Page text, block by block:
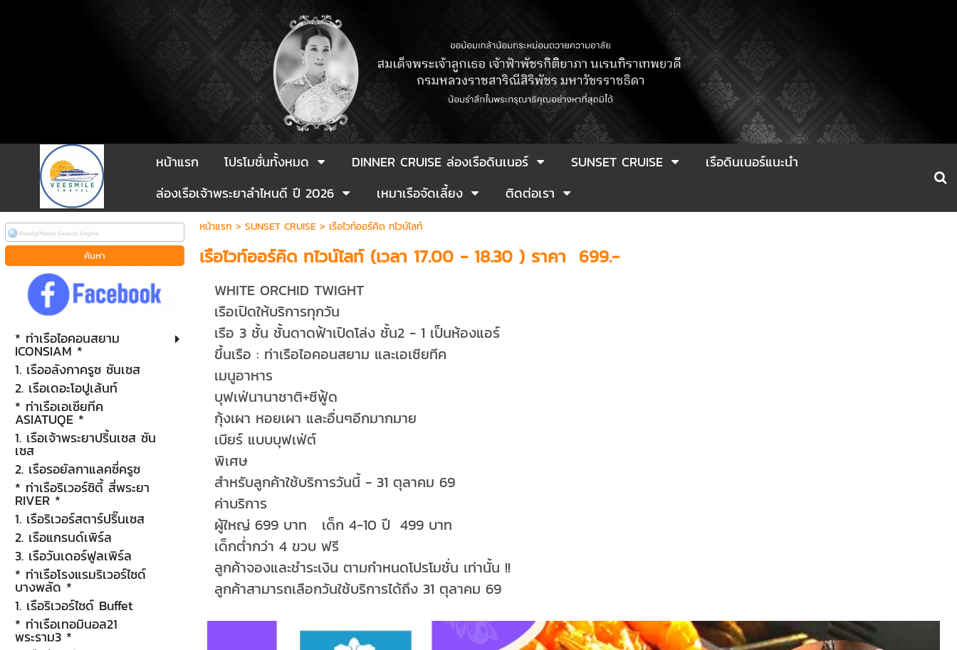
หน้าแรก โปรโมชั่นทั้งหมด DINNER CRUISE ล่องเรือดินเนอร์ SUNSET CRUISE
เรือดินเนอร์แนะนำ
ล่องเรือเจ้าพระยาลำไหนดี ปี 2026
เหมาเรือจัดเลี้ยง ติดต่อเรา
* ท่าเรือไอคอนสยาม
ICONSIAM *
1. เรืออลังกาครูซ ซันเซส
2. เรือเดอะโอปูเล้นท์
* ท่าเรือเอเซียทีค
ASIATUQE *
1. เรือเจ้าพระยาปริ้นเซส ซัน
เซส
2. เรือรอยัลกาแลคซี่ครูซ
* ท่าเรือริเวอร์ซิตี้ สี่พระยา
RIVER *
1. เรือริเวอร์สตาร์ปริ๊นเซส
2. เรือแกรนด์เพิร์ล
3. เรือวันเดอร์ฟูลเพิร์ล
* ท่าเรือโรงแรมริเวอร์ไซด์
บางพลัด *
1. เรือริเวอร์ไซด์ Buffet
* ท่าเรือเทอมินอล21
พระราม3 *
หน้าแรก > SUNSET CRUISE> เรือไวท์ออร์คิด ทไวน์ไลท์
เรือไวท์ออร์คิด ทไวน์ไลท์ (เวลา 17.00 - 18.30 ) ราคา 699.-
WHITE ORCHID TWIGHT
เรือเปิดให้บริการทุกวัน
เรือ 3 ชั้น ชั้นดาดฟ้าเปิดโล่ง ชั้น2 - 1 เป็นห้องแอร์
ขึ้นเรือ : ท่าเรือไอคอนสยาม และเอเซียทีค
เมนูอาหาร
บุฟเฟ่นานาชาติ+ซีฟู้ด
กุ้งเผา หอยเผา และอื่นๆอีกมากมาย
เบียร์ แบบบุฟเฟ่ต์
พิเศษ
สำหรับลูกค้าใช้บริการวันนี้ - 31 ตุลาคม 69
ค่าบริการ
ผู้ใหญ่ 699 บาท เด็ก 4-10 ปี 499 บาท
เด็กต่ำกว่า 4 ขวบ ฟรี
ลูกค้าจองและชำระเงิน ตามกำหนดโปรโมชั่น เท่านั้น !!
ลูกค้าสามารถเลือกวันใช้บริการได้ถึง 31 ตุลาคม 69